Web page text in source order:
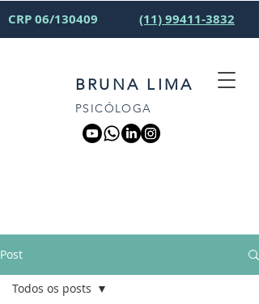
CRP 06/130409 (11) 99411-3832
BRUNA LIMA
PSICÓLOGA
Post
Todos os posts